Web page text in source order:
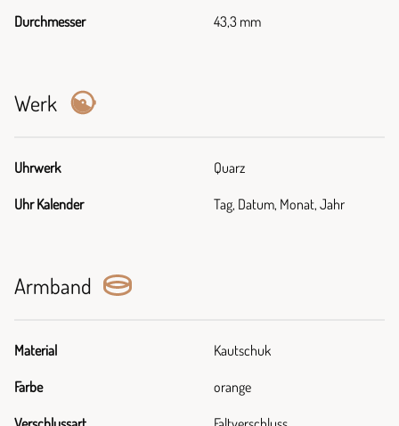
Durchmesser 43,3 mm
Werk
Uhrwerk Quarz
Uhr Kalender Tag, Datum, Monat, Jahr
Armband
Material Kautschuk
Farbe orange